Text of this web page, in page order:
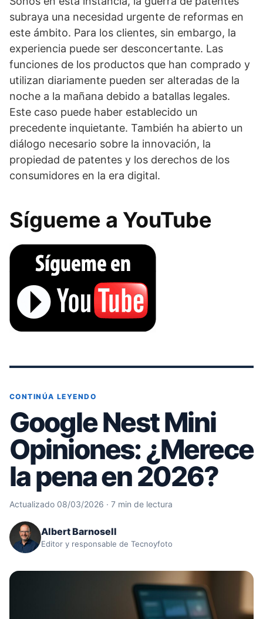
subraya una necesidad urgente de reformas en
este ámbito. Para los clientes, sin embargo, la
experiencia puede ser desconcertante. Las
funciones de los productos que han comprado y
utilizan diariamente pueden ser alteradas de la
noche a la mañana debido a batallas legales.
Este caso puede haber establecido un
precedente inquietante. También ha abierto un
diálogo necesario sobre la innovación, la
propiedad de patentes y los derechos de los
consumidores en la era digital.
Sígueme a YouTube
CONTINÚA LEYENDO
Google Nest Mini
Opiniones: ¿Merece
la pena en 2026?
Actualizado 08/03/2026 · 7 min de lectura
Albert Barnosell
Editor y responsable de Tecnoyfoto